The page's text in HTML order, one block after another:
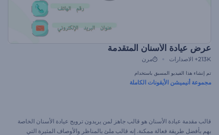
عرض عيادة الأسنان المتقدمة
213K+ الاصدارات مرن
تم إنشاء هذا الفيديو المسبق باستخدام
مجموعة أنيميشن الأيقونات الكاملة
قالب مقدمة عيادة الأسنان هو قالب جاهز لمن يريدون ترويج عيادة الأسنان الخاصة
بهم بأفضل طريقة فعالة ممكنة. إنه قالب ملئ بالمناظر والأوصاف المثيرة التي